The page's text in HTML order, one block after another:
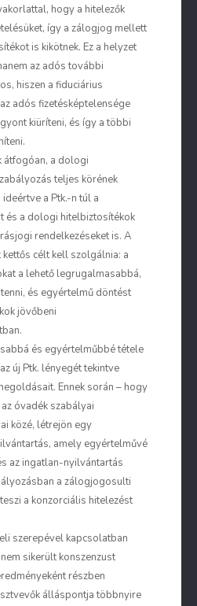
hogy a hitelezők
így a zálogjog mellett
is kikötnek. Ez a helyzet
az adós további
hiszen a fiduciárius
adós fizetésképtelensége
kiüríteni, és így a többi
átfogóan, a dologi
teljes körének
a Ptk.-n túl a
és a dologi hitelbiztosítékok
rendelkezéseket is. A
célt kell szolgálnia: a
a lehető legrugalmasabbá,
és egyértelmű döntést
jövőbeni
és egyértelműbbé tétele
új Ptk. lényegét tekintve
Ennek során – hogy
óvadék szabályai
közé, létrejön egy
amely egyértelművé
az ingatlan-nyilvántartás
a zálogjogosulti
a konzorciális hitelezést
szerepével kapcsolatban
sikerült konszenzust
részben
álláspontja többnyire